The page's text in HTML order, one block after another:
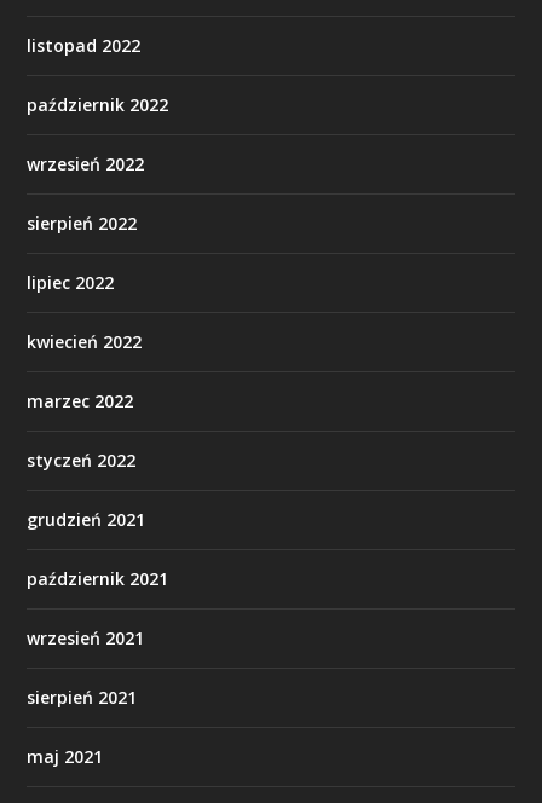
listopad 2022
październik 2022
wrzesień 2022
sierpień 2022
lipiec 2022
kwiecień 2022
marzec 2022
styczeń 2022
grudzień 2021
październik 2021
wrzesień 2021
sierpień 2021
maj 2021